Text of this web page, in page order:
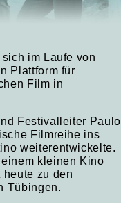
im Laufe von
Plattform für
Film in
Festivalleiter Paulo
Filmreihe ins
weiterentwickelte.
kleinen Kino
zu den
Tübingen.